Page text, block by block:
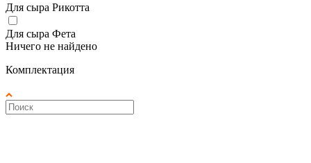
Для сыра Рикотта
Для сыра Фета
Ничего не найдено
Комплектация